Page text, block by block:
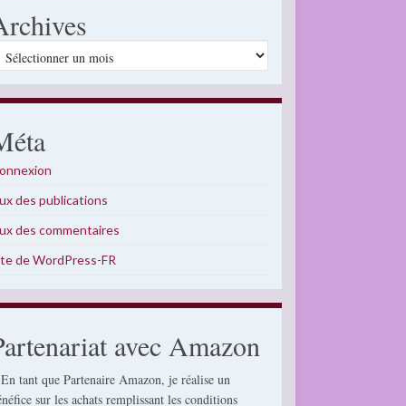
des publications
des commentaires
de WordPress-FR
avec Amazon
tant que Partenaire Amazon, je réalise un
sur les achats remplissant les conditions